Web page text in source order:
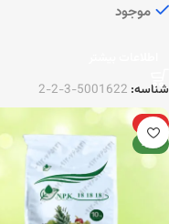
موجود
شناسه: 5001622-3-2-2
ویژه
جدید